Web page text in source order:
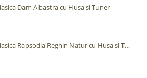
Dam Albastra cu Husa si Tuner
Chitara Clasica Rapsodia Reghin Natur cu Husa si Tuner